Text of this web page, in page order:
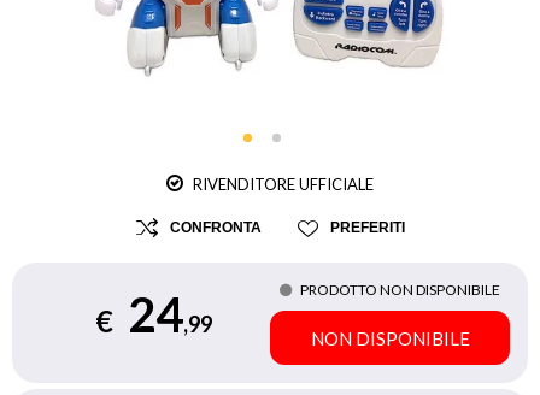
RIVENDITORE UFFICIALE
CONFRONTA PREFERITI
€ 24,99
PRODOTTO NON DISPONIBILE
NON DISPONIBILE